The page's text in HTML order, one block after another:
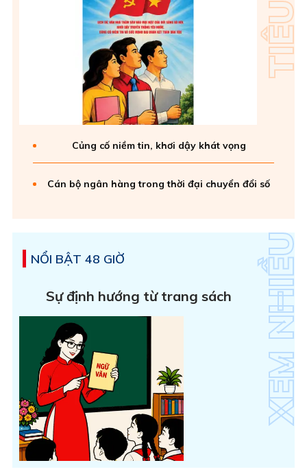
Củng cố niềm tin, khơi dậy khát vọng
Cán bộ ngân hàng trong thời đại chuyển đổi số
NỔI BẬT 48 GIỜ
Sự định hướng từ trang sách